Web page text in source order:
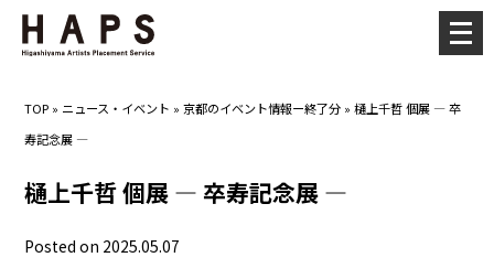
TOP » ニュース・イベント »京都のイベント情報ー終了分 »樋上千哲 個展 ― 卒
寿記念展 ―
樋上千哲 個展 ― 卒寿記念展 ―
Posted on 2025.05.07
メ
ニ